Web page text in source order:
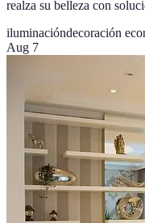
realza su belleza con
iluminacióndecoración
Aug 7